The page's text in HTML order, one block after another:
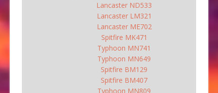
Lancaster ND533
Lancaster LM321
Lancaster ME702
Spitfire MK471
Typhoon MN741
Typhoon MN649
Spitfire BM129
Spitfire BM407
Typhoon MN809